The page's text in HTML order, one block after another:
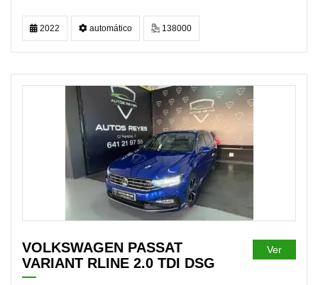
2022 automático 138000
DISPONIBLE
VOLKSWAGEN PASSAT
VARIANT RLINE 2.0 TDI DSG
Ver